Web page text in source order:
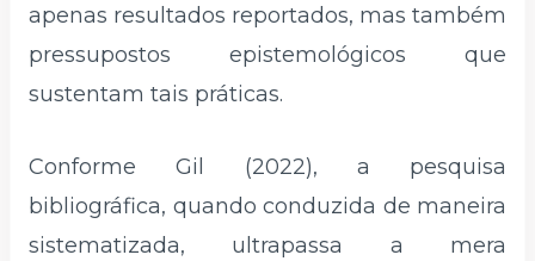
apenas resultados reportados, mas também
pressupostos epistemológicos que
sustentam tais práticas.
Conforme Gil (2022), a pesquisa
bibliográfica, quando conduzida de maneira
sistematizada, ultrapassa a mera